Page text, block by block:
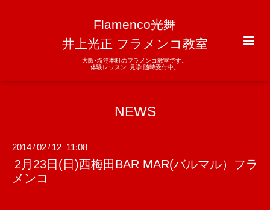
Flamenco光舞
井上光正 フラメンコ教室
大阪･堺筋本町のフラメンコ教室です。
体験レッスン･見学 随時受付中。
NEWS
2014 /02 / 12 11:08
2月23日(日)西梅田BAR MAR(バルマル）フラ
メンコ